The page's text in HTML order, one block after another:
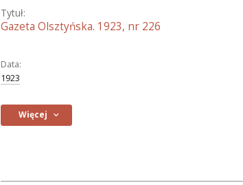
Tytuł:
Gazeta Olsztyńska. 1923, nr 226
Data:
1923
Więcej